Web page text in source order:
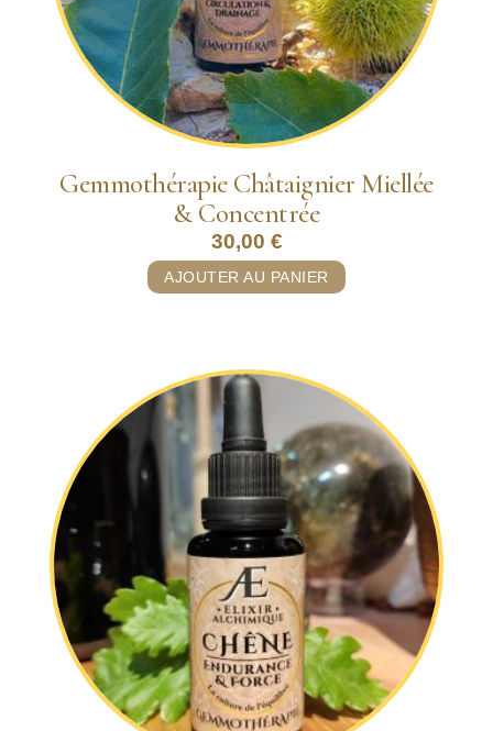
Gemmothérapie Châtaignier Miellée
& Concentrée
30,00 €
AJOUTER AU PANIER